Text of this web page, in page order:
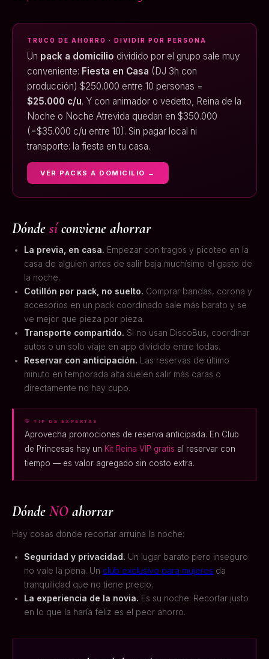
TRUCO DE AHORRO · DIVIDIR POR PERSONA
Un pack a domicilio dividido por el grupo sale muy
conveniente: Fiesta en Casa (DJ 3h con
producción) $250.000 entre 10 personas =
$25.000 c/u. Y con animador o vedetto, Reina de la
Noche o Noche Atrevida quedan en $350.000
(=$35.000 c/u entre 10). Sin pagar local ni
transporte: la fiesta en tu casa.
VER PACKS A DOMICILIO →
Dónde síconviene ahorrar
La previa, en casa. Empezar con tragos y picoteo en la
casa de alguien antes de salir baja muchísimo el gasto de
la noche.
Cotillón por pack, no suelto. Comprar bandas, corona y
accesorios en un pack coordinado sale más barato y se
ve mejor que pieza por pieza.
Transporte compartido. Si no usan DiscoBus, coordinar
autos o un solo viaje en app dividido entre todas.
Reservar con anticipación. Las reservas de último
minuto en temporada alta suelen salir más caras o
directamente no hay cupo.
💡 TIP DE EXPERTAS
Aprovecha promociones de reserva anticipada. En Club
de Princesas hay un Kit Reina VIP gratis al reservar con
tiempo — es valor agregado sin costo extra.
Dónde NO ahorrar
Hay cosas donde recortar arruina la noche:
Seguridad y privacidad. Un lugar barato pero inseguro
no vale la pena. Un club exclusivo para mujeres da
tranquilidad que no tiene precio.
La experiencia de la novia. Es su noche. Recortar justo
en lo que la haría feliz es el peor ahorro.